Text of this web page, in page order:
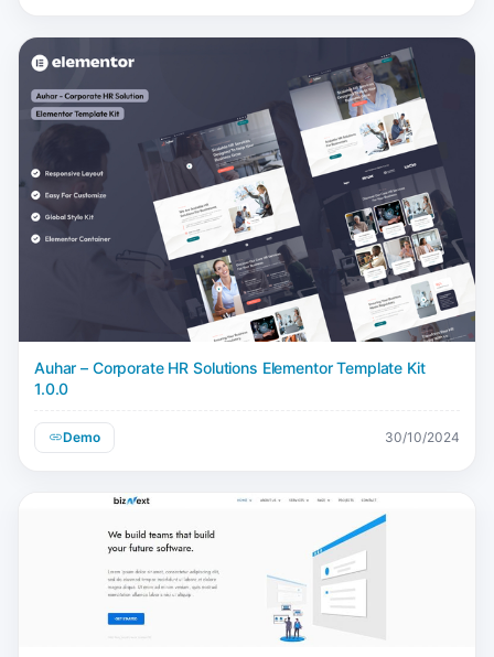
Auhar – Corporate HR Solutions Elementor Template Kit
1.0.0
Demo 30/10/2024